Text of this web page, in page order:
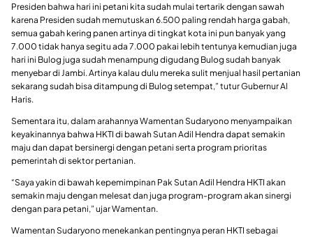
Presiden bahwa hari ini petani kita sudah mulai tertarik dengan sawah
karena Presiden sudah memutuskan 6.500 paling rendah harga gabah,
semua gabah kering panen artinya di tingkat kota ini pun banyak yang
7.000 tidak hanya segitu ada 7.000 pakai lebih tentunya kemudian juga
hari ini Bulog juga sudah menampung digudang Bulog sudah banyak
menyebar di Jambi. Artinya kalau dulu mereka sulit menjual hasil pertanian
sekarang sudah bisa ditampung di Bulog setempat,” tutur Gubernur Al
Haris.
Sementara itu, dalam arahannya Wamentan Sudaryono menyampaikan
keyakinannya bahwa HKTI di bawah Sutan Adil Hendra dapat semakin
maju dan dapat bersinergi dengan petani serta program prioritas
pemerintah di sektor pertanian.
“Saya yakin di bawah kepemimpinan Pak Sutan Adil Hendra HKTI akan
semakin maju dengan melesat dan juga program-program akan sinergi
dengan para petani,” ujar Wamentan.
Wamentan Sudaryono menekankan pentingnya peran HKTI sebagai